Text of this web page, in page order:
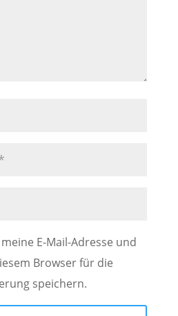
E-Mail-Adresse und
Browser für die
speichern.